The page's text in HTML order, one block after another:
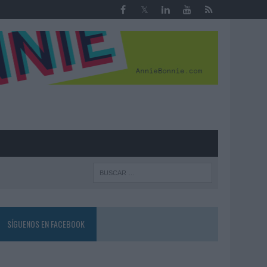
SÍGUENOS EN FACEBOOK